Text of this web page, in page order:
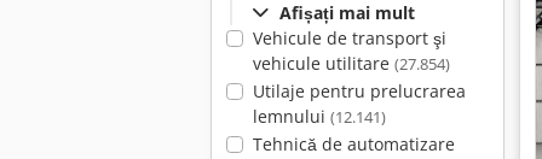
Afișați mai mult
Vehicule de transport şi
vehicule utilitare (27.854)
Utilaje pentru prelucrarea
lemnului (12.141)
Tehnică de automatizare